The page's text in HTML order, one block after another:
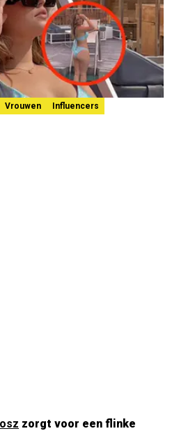
Vrouwen Influencers
zorgt voor een flinke